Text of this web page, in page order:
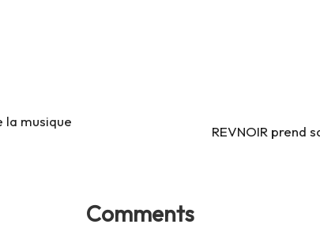
la musique
REVNOIR prend
Comments